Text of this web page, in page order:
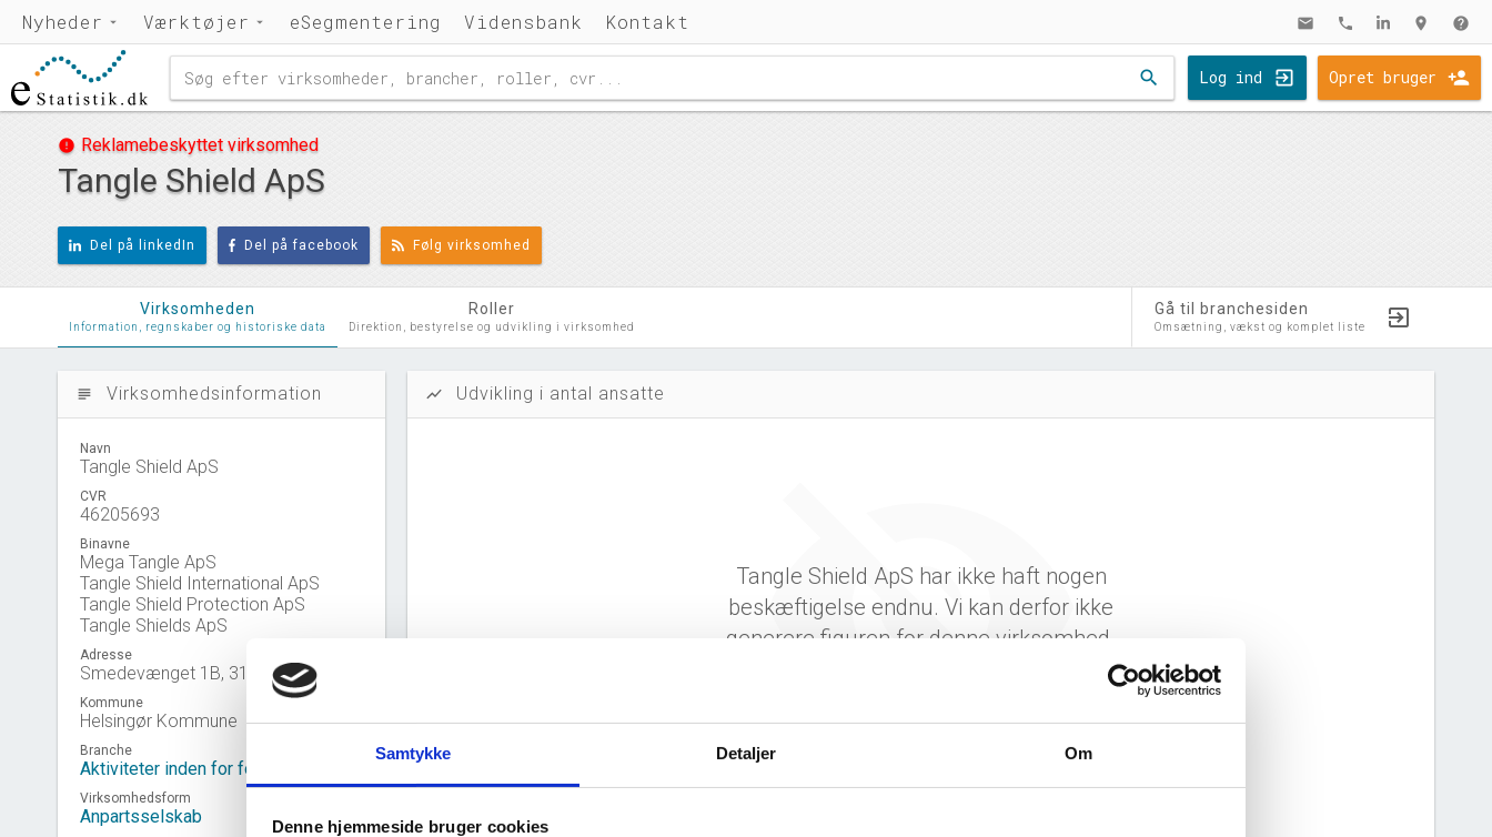
Samtykke Detaljer Om
Denne hjemmeside bruger cookies
Nyheder Værktøjer eSegmentering Vidensbank Kontakt mail phone location_on help
search Log ind Opret bruger
error Reklamebeskyttet virksomhed
Tangle Shield ApS
Del på linkedIn Del på facebook Følg virksomhed
Virksomheden
Information, regnskaber og historiske data
Roller
Direktion, bestyrelse og udvikling i virksomhed
Gå til branchesiden
Omsætning, vækst og komplet liste
subject Virksomhedsinformation
Navn
Tangle Shield ApS
CVR
46205693
Binavne
Mega Tangle ApS
Tangle Shield International ApS
Tangle Shield Protection ApS
Tangle Shields ApS
Adresse
Smedevænget 1B, 3100 Hornbæk
Kommune
Helsingør Kommune
Branche
Aktiviteter inden for forsvar
Virksomhedsform
Anpartsselskab
show_chart Udvikling i antal ansatte
Tangle Shield ApS har ikke haft nogen
beskæftigelse endnu. Vi kan derfor ikke
generere figuren for denne virksomhed.